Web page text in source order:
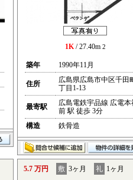
1K/ 27.40m 2
築年 1990年11月
住所
広島県広島市中区千田
丁目1-13
最寄駅
広島電鉄宇品線 広電本
前 駅 徒歩 3分
構造
鉄骨造
5.7 万円 敷 3ヶ月 礼 1ヶ月